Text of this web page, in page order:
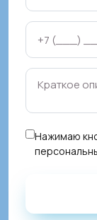
Нажимаю